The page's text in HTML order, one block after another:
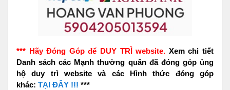
*** Hãy Đóng Góp để DUY TRÌ website. Xem chi tiết
Danh sách các Mạnh thường quân đã đóng góp ủng
hộ duy trì website và các Hình thức đóng góp
khác: TẠI ĐÂY !!! ***